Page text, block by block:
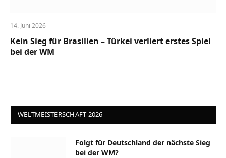
14. Juni 2026
Kein Sieg für Brasilien – Türkei verliert erstes Spiel
bei der WM
WELTMEISTERSCHAFT 2026
Folgt für Deutschland der nächste Sieg
bei der WM?